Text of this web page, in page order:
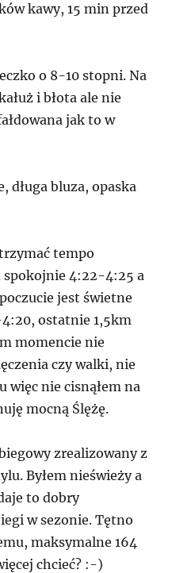
kawy, 15 min przed
o 8-10 stopni. Na
i błota ale nie
jak to w
długa bluza, opaska
tempo
spokojnie 4:22-4:25 a
jest świetne
ostatnie 1,5km
momencie nie
czy walki, nie
więc nie cisnąłem na
mocną Ślężę.
zrealizowany z
Byłem nieświeży a
to dobry
w sezonie. Tętno
maksymalne 164
chcieć? :-)